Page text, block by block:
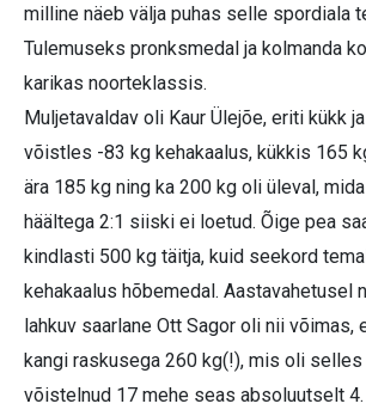
milline näeb välja puhas selle spordiala
Tulemuseks pronksmedal ja kolmanda
karikas noorteklassis.
Muljetavaldav oli Kaur Ülejõe, eriti kükk
võistles -83 kg kehakaalus, kükkis 165
ära 185 kg ning ka 200 kg oli üleval,
häältega 2:1 siiski ei loetud. Õige pea
kindlasti 500 kg täitja, kuid seekord
kehakaalus hõbemedal. Aastavahetusel
lahkuv saarlane Ott Sagor oli nii võimas,
kangi raskusega 260 kg(!), mis oli selles
võistelnud 17 mehe seas absoluutselt